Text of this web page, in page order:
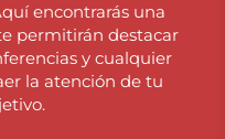
encontrarás una
permitirán destacar
y cualquier
la atención de tu